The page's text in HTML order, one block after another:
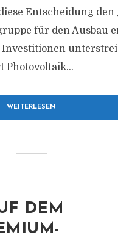
Entscheidung
für den Ausbau
Photovoltaik...
WEITERLESEN
DEM